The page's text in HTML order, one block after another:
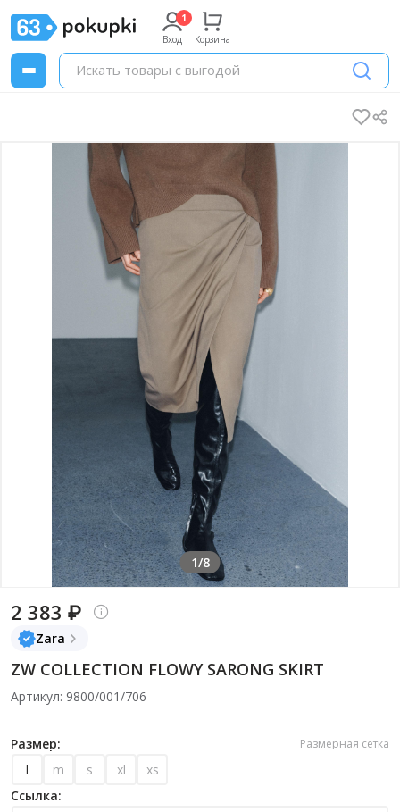
Вход Корзина
1/8
2 383 ₽
Zara
ZW COLLECTION FLOWY SARONG SKIRT
Артикул: 9800/001/706
Размер: Размерная сетка
l m s xl
xs
Ссылка: